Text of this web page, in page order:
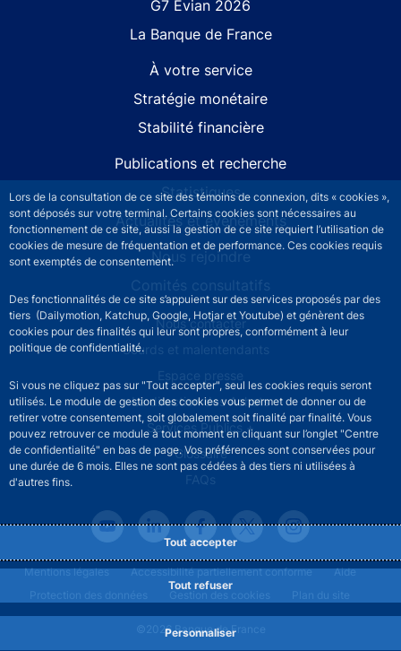
Lors de la consultation de ce site des témoins de connexion, dits « cookies »,
sont déposés sur votre terminal. Certains cookies sont nécessaires au
fonctionnement de ce site, aussi la gestion de ce site requiert l’utilisation de
cookies de mesure de fréquentation et de performance. Ces cookies requis
sont exemptés de consentement.
Des fonctionnalités de ce site s’appuient sur des services proposés par des
tiers (Dailymotion, Katchup, Google, Hotjar et Youtube) et génèrent des
cookies pour des finalités qui leur sont propres, conformément à leur
politique de confidentialité.
Si vous ne cliquez pas sur "Tout accepter", seul les cookies requis seront
utilisés. Le module de gestion des cookies vous permet de donner ou de
retirer votre consentement, soit globalement soit finalité par finalité. Vous
pouvez retrouver ce module à tout moment en cliquant sur l’onglet "Centre
de confidentialité" en bas de page. Vos préférences sont conservées pour
une durée de 6 mois. Elles ne sont pas cédées à des tiers ni utilisées à
d'autres fins.
Tout accepter
Tout refuser
Personnaliser
G7 Évian 2026
La Banque de France
À votre service
Stratégie monétaire
Stabilité financière
Publications et recherche
Statistiques
Actualités et événements
Nous rejoindre
Comités consultatifs
Footer secondary menuNous contacter
Sourds et malentendants
Espace presse
La direction des Achats
Services Publics +
Glossaire
FAQs
©2026 Banque de France
Footer legal notice menu
Mentions légales Accessibilité partiellement conforme
Aide
Protection des données
Gestion des cookies Plan du site